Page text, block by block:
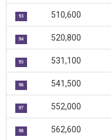
93 510,600
94 520,800
95 531,100
96 541,500
97 552,000
98 562,600